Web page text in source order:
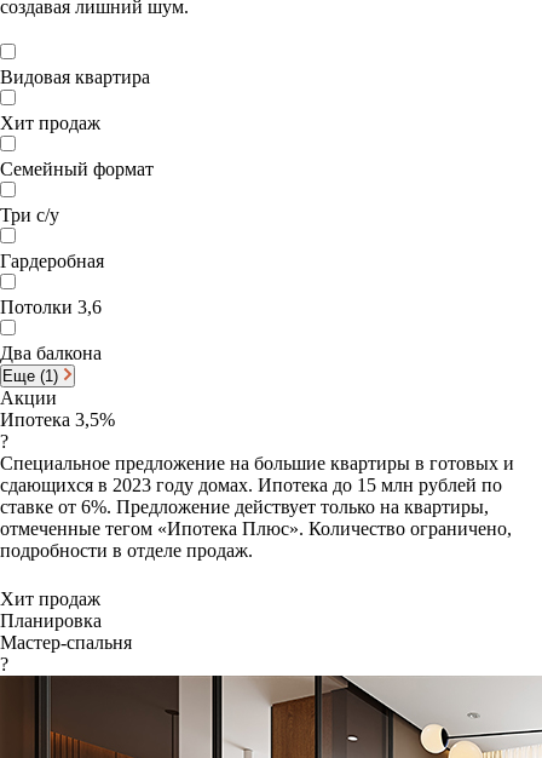
создавая лишний шум.
Видовая квартира
Хит продаж
Семейный формат
Три с/у
Гардеробная
Потолки 3,6
Два балкона
Еще (1)
Акции
Ипотека 3,5%
?
Специальное предложение на большие квартиры в готовых и
сдающихся в 2023 году домах. Ипотека до 15 млн рублей по
ставке от 6%. Предложение действует только на квартиры,
отмеченные тегом «Ипотека Плюс». Количество ограничено,
подробности в отделе продаж.
Хит продаж
Планировка
Мастер-спальня
?